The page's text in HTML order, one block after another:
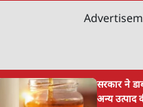
सरकार ने
अन्य उत्पाद